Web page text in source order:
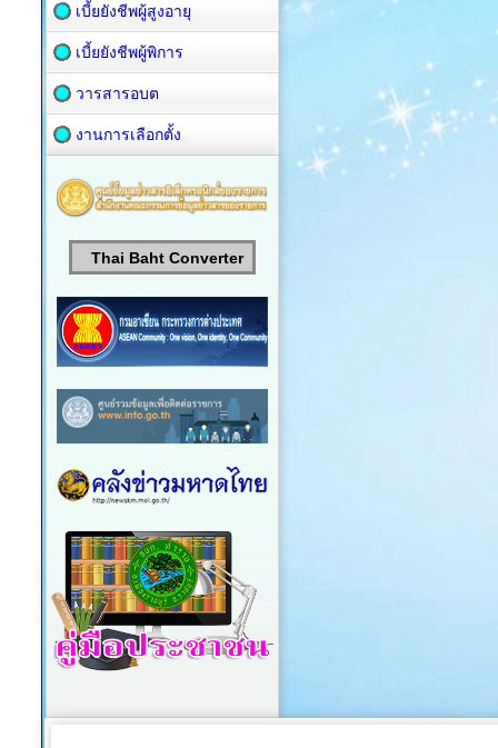
เบี้ยยังชีพผู้สูงอายุ
เบี้ยยังชีพผู้พิการ
วารสารอบต
งานการเลือกตั้ง
Thai Baht Converter